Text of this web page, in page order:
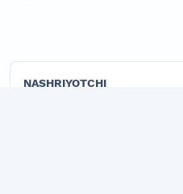
NASHRIYOTCHI